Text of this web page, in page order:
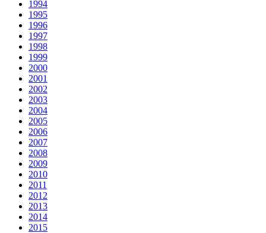
1994
1995
1996
1997
1998
1999
2000
2001
2002
2003
2004
2005
2006
2007
2008
2009
2010
2011
2012
2013
2014
2015